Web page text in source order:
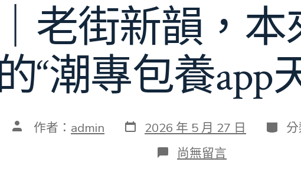
老街新韻，本
“潮專包養app
文 作者： admin 發
表
2026 年 5 月 27 日 分
類
在
〈察
尚無留言